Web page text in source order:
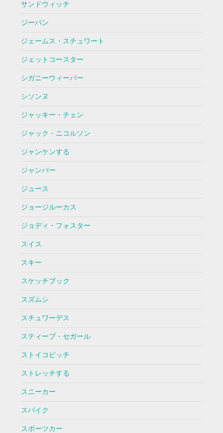
サンドウィッチ
ジーパン
ジェームス・スチュワート
ジェットコースター
シガニーウィーバー
シソンヌ
ジャッキー・チェン
ジャック・ニコルソン
ジャンケンする
ジャンバー
ジュース
ジョージルーカス
ジョディ・フォスター
スイス
スキー
スケッチブック
スズムシ
スチュワーデス
スティーブ・セガール
ストイコビッチ
ストレッチする
スニーカー
スパイク
スポーツカー